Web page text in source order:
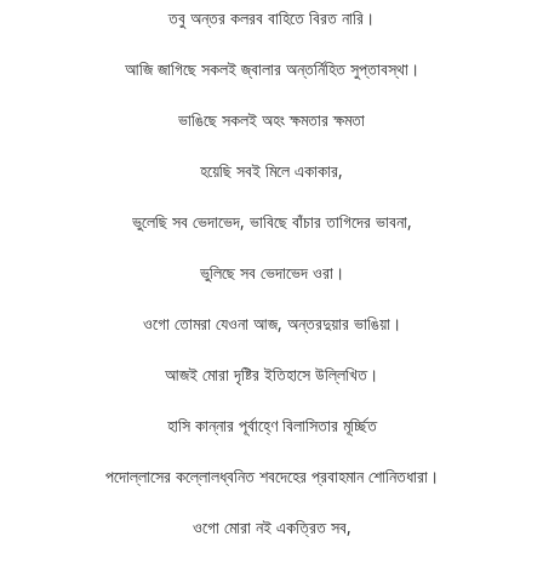
তবু অন্তর কলরব বাহিতে বিরত নারি।
আজি জাগিছে সকলই জ্বালার অন্তর্নিহিত সুপ্তাবস্থা।
ভাঙিছে সকলই অহং ক্ষমতার ক্ষমতা
হয়েছি সবই মিলে একাকার,
ভুলেছি সব ভেদাভেদ, ভাবিছে বাঁচার তাগিদের ভাবনা,
ভুলিছে সব ভেদাভেদ ওরা।
ওগো তোমরা যেওনা আজ, অন্তরদুয়ার ভাঙিয়া।
আজই মোরা দৃষ্টির ইতিহাসে উল্লিখিত।
হাসি কান্নার পূর্বাহ্ণে বিলাসিতার মূর্চ্ছিত
পদোল্লাসের কল্লোলধ্বনিত শবদেহের প্রবাহমান শোনিতধারা।
ওগো মোরা নই একত্রিত সব,